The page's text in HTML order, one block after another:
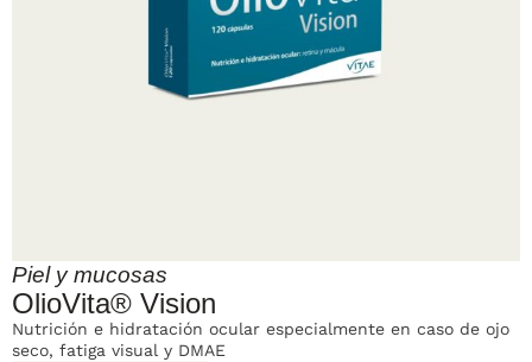
Piel y mucosas
OlioVita® Vision
Nutrición e hidratación ocular especialmente en caso de ojo
seco, fatiga visual y DMAE